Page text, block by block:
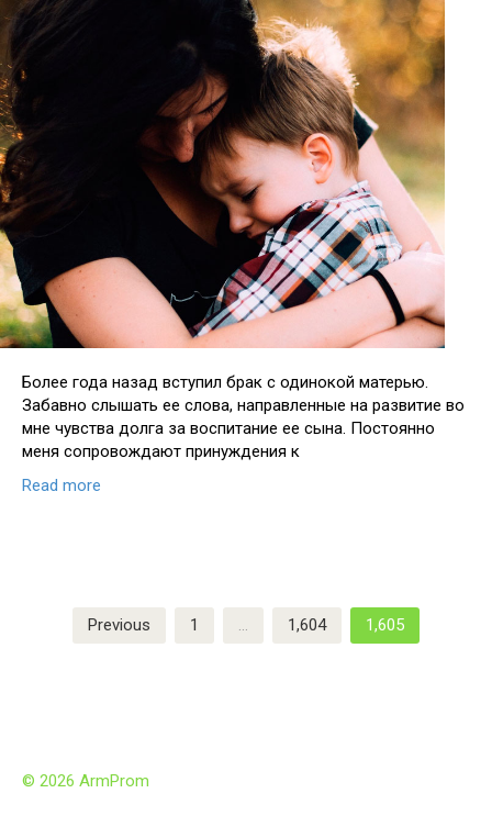
Более года назад вступил брак с одинокой матерью.
Забавно слышать ее слова, направленные на развитие во
мне чувства долга за воспитание ее сына. Постоянно
меня сопровождают принуждения к
Read more
Previous 1 … 1,604 1,605
© 2026 ArmProm